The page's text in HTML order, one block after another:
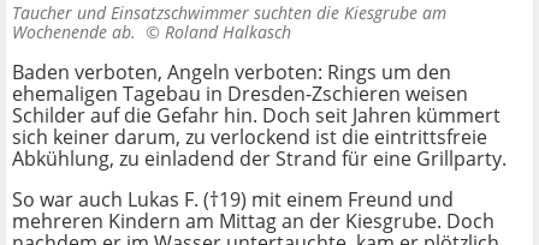
Taucher und Einsatzschwimmer suchten die Kiesgrube am
Wochenende ab. © Roland Halkasch
Baden verboten, Angeln verboten: Rings um den
ehemaligen Tagebau in Dresden-Zschieren weisen
Schilder auf die Gefahr hin. Doch seit Jahren kümmert
sich keiner darum, zu verlockend ist die eintrittsfreie
Abkühlung, zu einladend der Strand für eine Grillparty.
So war auch Lukas F. (†19) mit einem Freund und
mehreren Kindern am Mittag an der Kiesgrube. Doch